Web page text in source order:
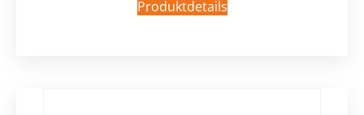
Produktdetails